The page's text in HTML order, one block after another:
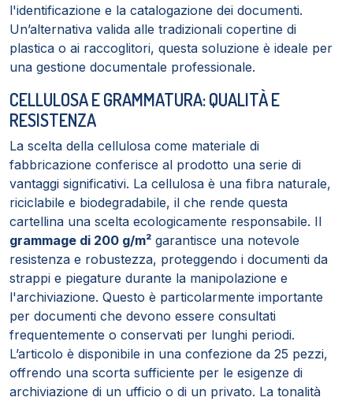
l'identificazione e la catalogazione dei documenti.
Un’alternativa valida alle tradizionali copertine di
plastica o ai raccoglitori, questa soluzione è ideale per
una gestione documentale professionale.
CELLULOSA E GRAMMATURA: QUALITÀ E
RESISTENZA
La scelta della cellulosa come materiale di
fabbricazione conferisce al prodotto una serie di
vantaggi significativi. La cellulosa è una fibra naturale,
riciclabile e biodegradabile, il che rende questa
cartellina una scelta ecologicamente responsabile. Il
grammage di 200 g/m² garantisce una notevole
resistenza e robustezza, proteggendo i documenti da
strappi e piegature durante la manipolazione e
l'archiviazione. Questo è particolarmente importante
per documenti che devono essere consultati
frequentemente o conservati per lunghi periodi.
L’articolo è disponibile in una confezione da 25 pezzi,
offrendo una scorta sufficiente per le esigenze di
archiviazione di un ufficio o di un privato. La tonalità